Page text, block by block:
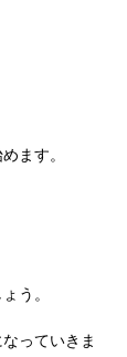
ます。
う。
っていきま